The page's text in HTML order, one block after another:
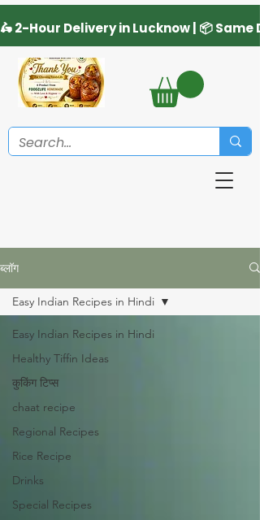
ब्लॉग
Easy Indian Recipes in Hindi
Healthy Tiffin Ideas
कुकिंग टिप्स
chaat recipe
Regional Recipes
Rice Recipe
Drinks
Special Recipes
Easy Indian Recipes in Hindi